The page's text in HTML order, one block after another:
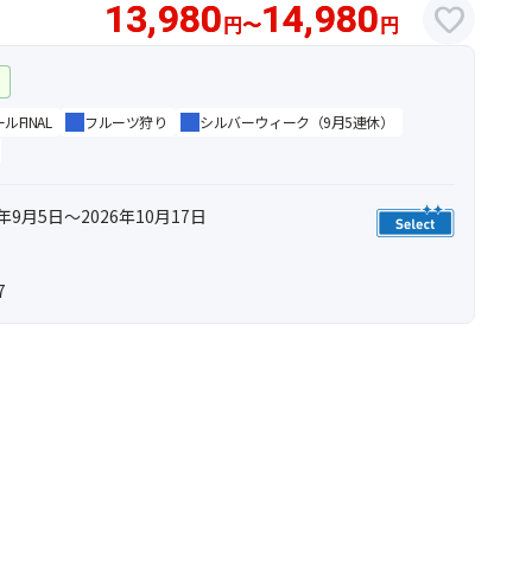
13,980 円〜14,980 円 favorite
FINAL
フルーツ狩り シルバーウィーク（9月5連休）
9月5日～2026年10月17日